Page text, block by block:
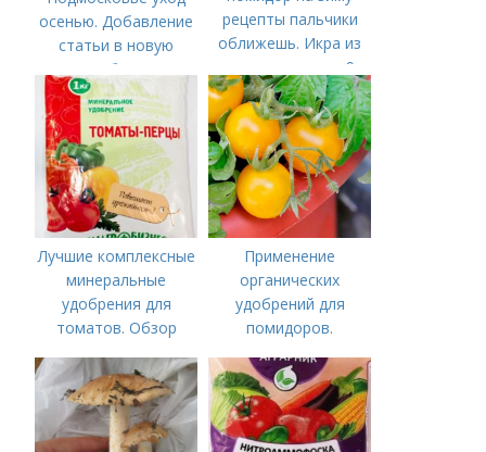
осенью. Добавление
статьи в новую
подборку
рецепты пальчики
оближешь. Икра из
свеклы на зиму: 9
домашних вкусных
рецептов
Лучшие комплексные
минеральные
удобрения для
томатов. Обзор
удобрений для
томатов: правила
внесения в почву
Применение
органических
удобрений для
помидоров.
удобрения для
томатов